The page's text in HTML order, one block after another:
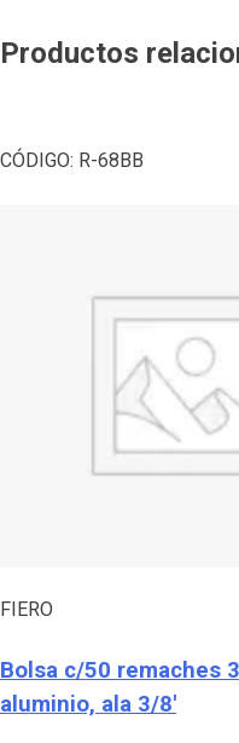
Productos
CÓDIGO: R-68BB
FIERO
Bolsa c/50 remaches
aluminio, ala 3/8′